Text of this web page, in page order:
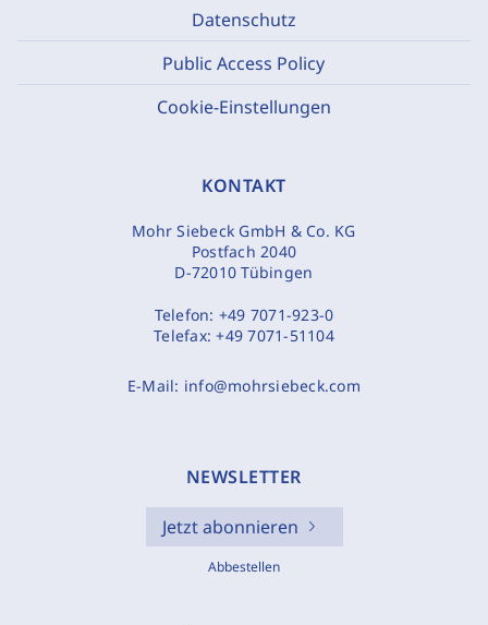
Datenschutz
Public Access Policy
Cookie-Einstellungen
KONTAKT
Mohr Siebeck GmbH & Co. KG
Postfach 2040
D-72010 Tübingen
Telefon: +49 7071-923-0
Telefax:+49 7071-51104
E-Mail: info@mohrsiebeck.com
NEWSLETTER
Jetzt abonnieren
Abbestellen